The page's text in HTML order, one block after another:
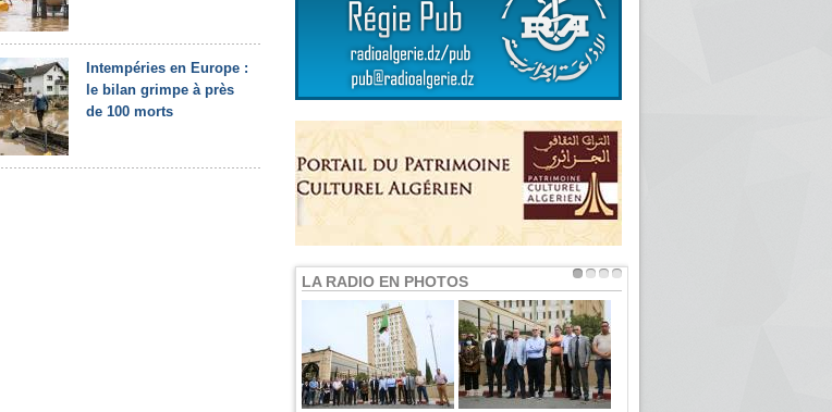
Intempéries en Europe :
le bilan grimpe à près
de 100 morts
LA RADIO EN PHOTOS